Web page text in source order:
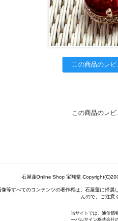
この商品のレ
この商品のレ
石屋蓮Online Shop 宝翔堂
等すべてのコンテンツの著作権は、石屋蓮に帰
んので、ご注意
当サイトでは、通信情
ーバルサイン株式会社